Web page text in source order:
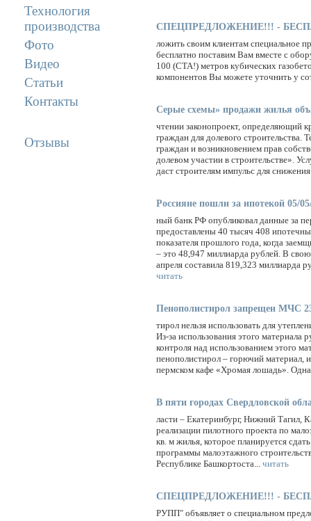
Технология
производства
Фото
Видео
Статьи
Контакты
Отзывы
СПЕЦПРЕДЛОЖЕНИЕ!!! -
ложить своим клиентам
бесплатно поставим Вам вместе с
100 (СТА!) метров кубических
компонентов Вы можете уточнить у
Серые схемы» продажи жилья
чтении законопроект, определяющий
граждан для долевого строительства.
граждан и возникновением прав
долевом участии в строительстве».
даст строителям импульс для
Россияне пошли за ипотекой 05/
ный банк РФ опубликовал данные за
предоставлены 40 тысяч 408
показателя прошлого года, когда
– это 48,947 миллиарда рублей. В
апреля составила 819,323 миллиарда
читать
Пенополистирол запрещен МЧС
тирол нельзя использовать для
Из-за использования этого
контроля над использованием этого
пенополистирол – горючий материал,
пермском кафе «Хромая лошадь».
В пяти городах Свердловской
ласти – Екатеринбург, Нижний Тагил,
реализации пилотного проекта по
кв. м жилья, которое планируется
программы малоэтажного
Республике Башкортоста...читать
СПЕЦПРЕДЛОЖЕНИЕ!!! -
РУПП" объявляет о специальном